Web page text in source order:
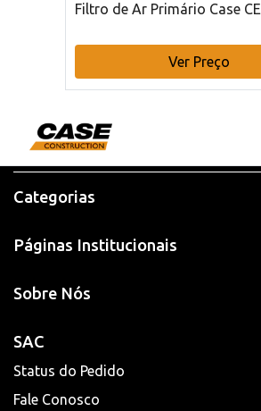
Filtro de Ar Primário Case CE
Ver Preço
Categorias
Páginas Institucionais
Sobre Nós
SAC
Status do Pedido
Fale Conosco